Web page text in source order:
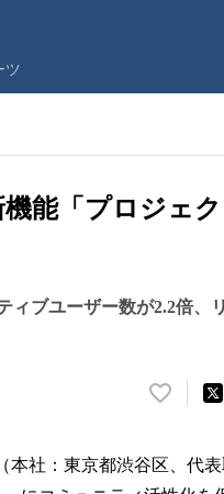
ツ
能「プロジェ
ブユーザー数が2.2倍、
い
！
社：東京都渋谷区、代表